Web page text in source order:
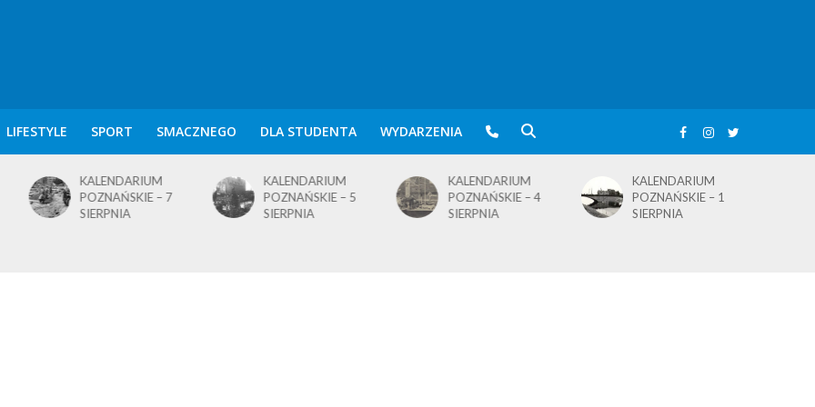
LIFESTYLE SPORT SMACZNEGO DLA STUDENTA WYDARZENIA
KALENDARIUM
POZNAŃSKIE – 7
SIERPNIA
KALENDARIUM
POZNAŃSKIE – 5
SIERPNIA
KALENDARIUM
POZNAŃSKIE – 4
SIERPNIA
KALENDARIUM
POZNAŃSKIE – 1
SIERPNIA